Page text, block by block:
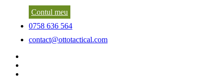
Contul meu
0758 636 564
contact@ottotactical.com